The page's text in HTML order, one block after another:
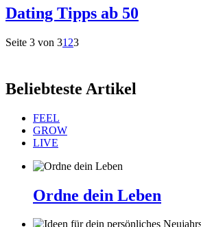
Dating Tipps ab 50
Seite 3 von 31 23
Beliebteste Artikel
FEEL
GROW
LIVE
Ordne dein Leben